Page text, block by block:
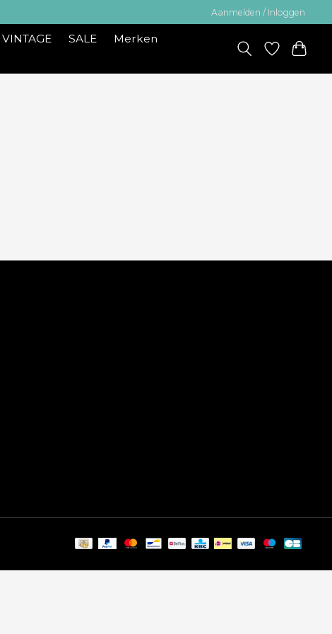
Aanmelden / Inloggen
VINTAGE SALE
Merken